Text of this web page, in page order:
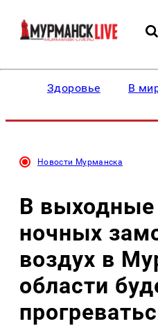
Здоровье В
Новости Мурманска
В выходные
ночных
воздух в
области